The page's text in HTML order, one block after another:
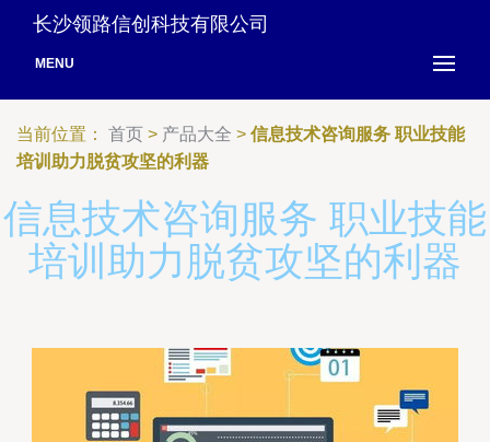
长沙领路信创科技有限公司
MENU
当前位置： 首页 > 产品大全 > 信息技术咨询服务 职业技能
培训助力脱贫攻坚的利器
信息技术咨询服务 职业技能
培训助力脱贫攻坚的利器